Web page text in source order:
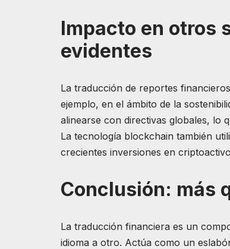
Impacto en otros
evidentes
La traducción de reportes
ejemplo, en el ámbito de la
alinearse con directivas globales, lo
La tecnología blockchain también
crecientes inversiones en
Conclusión: más
La traducción financiera es un
idioma a otro. Actúa como un